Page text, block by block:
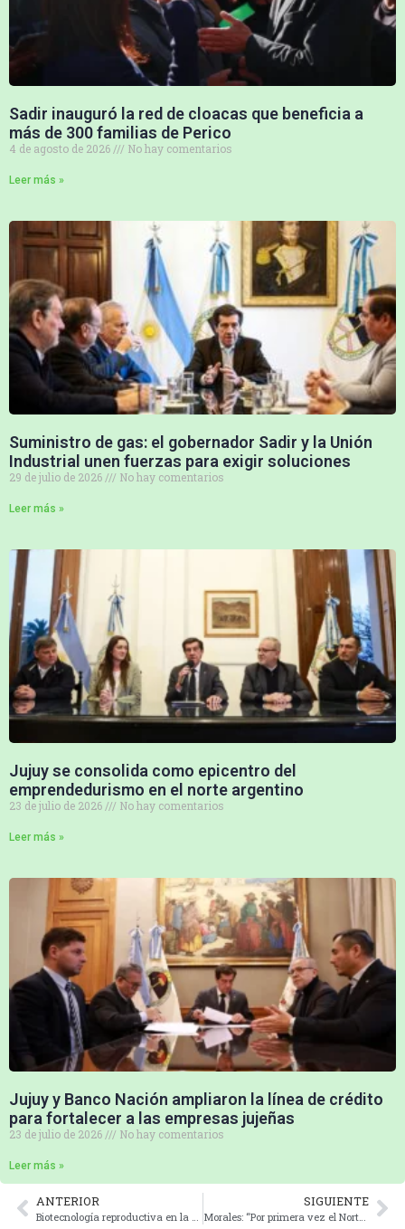
Sadir inauguró la red de cloacas que beneficia a
más de 300 familias de Perico
4 de agosto de 2026 No hay comentarios
Leer más »
Suministro de gas: el gobernador Sadir y la Unión
Industrial unen fuerzas para exigir soluciones
29 de julio de 2026 No hay comentarios
Leer más »
Jujuy se consolida como epicentro del
emprendedurismo en el norte argentino
23 de julio de 2026 No hay comentarios
Leer más »
Jujuy y Banco Nación ampliaron la línea de crédito
para fortalecer a las empresas jujeñas
23 de julio de 2026 No hay comentarios
Leer más »
ANTERIOR SIGUIENTE
Morales: “Por primera vez el Norte Grande llega a Estados Unidos con un plan articulado y fuerte representación”